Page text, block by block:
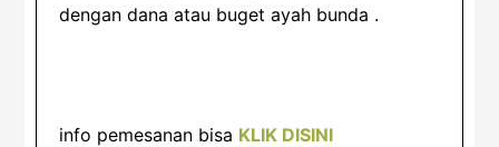
dengan dana atau buget ayah bunda .
info pemesanan bisa KLIK DISINI